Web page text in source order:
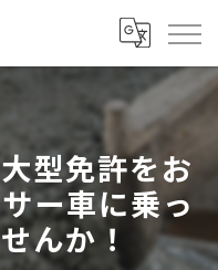
型免許をお
ー車に乗っ
んか！